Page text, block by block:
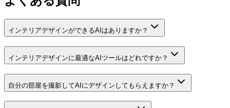
インテリアデザインができるAIはありますか？
インテリアデザインに最適なAIツールはどれですか？
自分の部屋を撮影してAIにデザインしてもらえますか？